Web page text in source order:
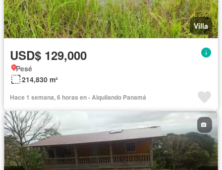
Villa
USD$ 129,000
Pesé
214,830 m²
Hace 1 semana, 6 horas en - Alquilando Panamá